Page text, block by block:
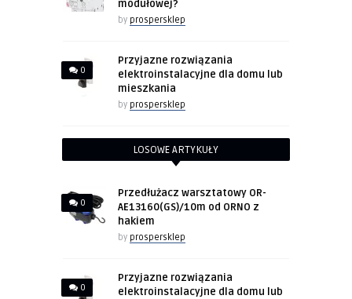
modułowej?
by prospersklep
0
Przyjazne rozwiązania
elektroinstalacyjne dla domu lub
mieszkania
by prospersklep
LOSOWE ARTYKUŁY
0
Przedłużacz warsztatowy OR-
AE13160(GS)/10m od ORNO z
hakiem
by prospersklep
0
Przyjazne rozwiązania
elektroinstalacyjne dla domu lub